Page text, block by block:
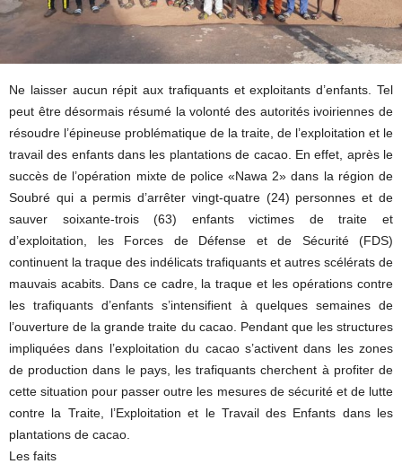
Ne laisser aucun répit aux trafiquants et exploitants d’enfants. Tel
peut être désormais résumé la volonté des autorités ivoiriennes de
résoudre l’épineuse problématique de la traite, de l’exploitation et le
travail des enfants dans les plantations de cacao. En effet, après le
succès de l’opération mixte de police «Nawa 2» dans la région de
Soubré qui a permis d’arrêter vingt-quatre (24) personnes et de
sauver soixante-trois (63) enfants victimes de traite et
d’exploitation, les Forces de Défense et de Sécurité (FDS)
continuent la traque des indélicats trafiquants et autres scélérats de
mauvais acabits. Dans ce cadre, la traque et les opérations contre
les trafiquants d’enfants s’intensifient à quelques semaines de
l’ouverture de la grande traite du cacao. Pendant que les structures
impliquées dans l’exploitation du cacao s’activent dans les zones
de production dans le pays, les trafiquants cherchent à profiter de
cette situation pour passer outre les mesures de sécurité et de lutte
contre la Traite, l’Exploitation et le Travail des Enfants dans les
plantations de cacao.
Les faits